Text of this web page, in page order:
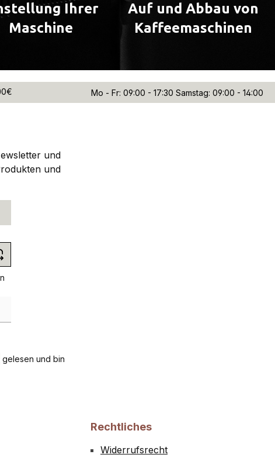
Ihrer
Maschine
Auf und Abbau von
Kaffeemaschinen
Mo - Fr: 09:00 - 17:30 Samstag: 09:00 - 14:00
und
und
gelesen und bin
Rechtliches
Widerrufsrecht